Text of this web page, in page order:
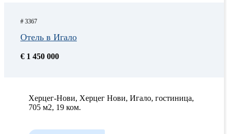
# 3367
Отель в Игало
€ 1 450 000
Херцег-Нови, Херцег Нови, Игало, гостиница,
705 м2, 19 ком.